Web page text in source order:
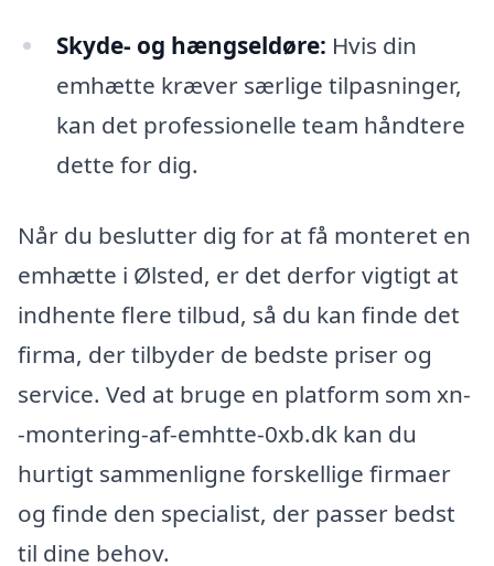
Skyde- og hængseldøre: Hvis din
emhætte kræver særlige tilpasninger,
kan det professionelle team håndtere
dette for dig.
Når du beslutter dig for at få monteret en
emhætte i Ølsted, er det derfor vigtigt at
indhente flere tilbud, så du kan finde det
firma, der tilbyder de bedste priser og
service. Ved at bruge en platform som xn-
-montering-af-emhtte-0xb.dk kan du
hurtigt sammenligne forskellige firmaer
og finde den specialist, der passer bedst
til dine behov.